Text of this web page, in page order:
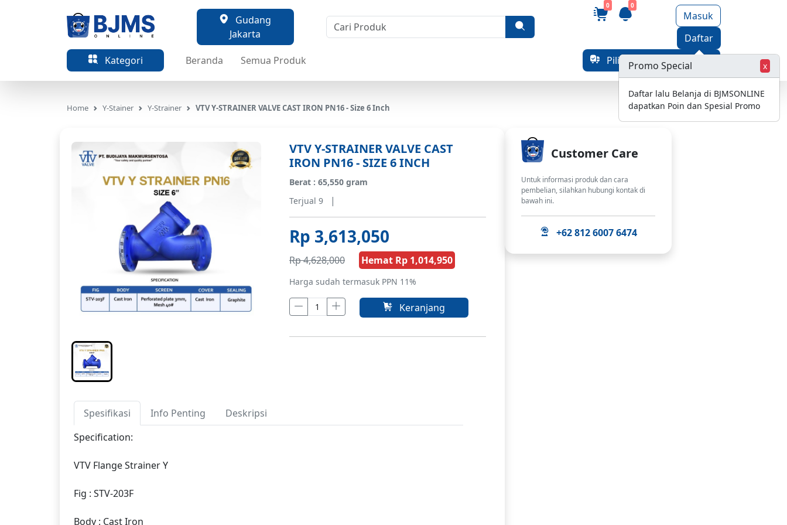
Jakarta
0 0
Masuk
Daftar
Kategori
Beranda Semua Produk Pilih Alamat Pengiriman
Home Y-Stainer Y-Strainer VTV Y-STRAINER VALVE CAST IRON PN16 - Size 6 Inch
VTV Y-STRAINER VALVE CAST
IRON PN16 - SIZE 6 INCH
Berat : 65,550 gram
Terjual 9
|
Rp 3,613,050
Rp 4,628,000 Hemat Rp 1,014,950
Harga sudah termasuk PPN 11%
Keranjang
Spesifikasi Info Penting
Deskripsi
Specification:
VTV Flange Strainer Y
Fig : STV-203F
Body : Cast Iron
Customer Care
Untuk informasi produk dan cara
pembelian, silahkan hubungi kontak di
bawah ini.
+62 812 6007 6474
Promo Special x
Daftar lalu Belanja di BJMSONLINE
dapatkan Poin dan Spesial Promo